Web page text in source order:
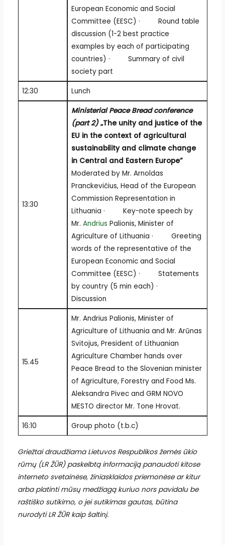
European Economic and Social
Committee (EESC) · Round table
discussion (1-2 best practice
examples by each of participating
countries) · Summary of civil
society part
12:30 Lunch
13:30
Ministerial Peace Bread conference
(part 2) „The unity and justice of the
EU in the context of agricultural
sustainability and climate change
in Central and Eastern Europe”
Moderated by Mr. Arnoldas
Pranckevičius, Head of the European
Commission Representation in
Lithuania · Key-note speech by
Mr. Andrius Palionis, Minister of
Agriculture of Lithuania · Greeting
words of the representative of the
European Economic and Social
Committee (EESC) · Statements
by country (5 min each) ·
Discussion
15.45
Mr. Andrius Palionis, Minister of
Agriculture of Lithuania and Mr. Arūnas
Svitojus, President of Lithuanian
Agriculture Chamber hands over
Peace Bread to the Slovenian minister
of Agriculture, Forestry and Food Ms.
Aleksandra Pivec and GRM NOVO
MESTO director Mr. Tone Hrovat.
16:10 Group photo (t.b.c)
Griežtai draudžiama Lietuvos Respublikos žemės ūkio
rūmų (LR ŽŪR) paskelbtą informaciją panaudoti kitose
interneto svetainėse, žiniasklaidos priemonėse ar kitur
arba platinti mūsų medžiagą kuriuo nors pavidalu be
raštiško sutikimo, o jei sutikimas gautas, būtina
nurodyti LR ŽŪR kaip šaltinį.